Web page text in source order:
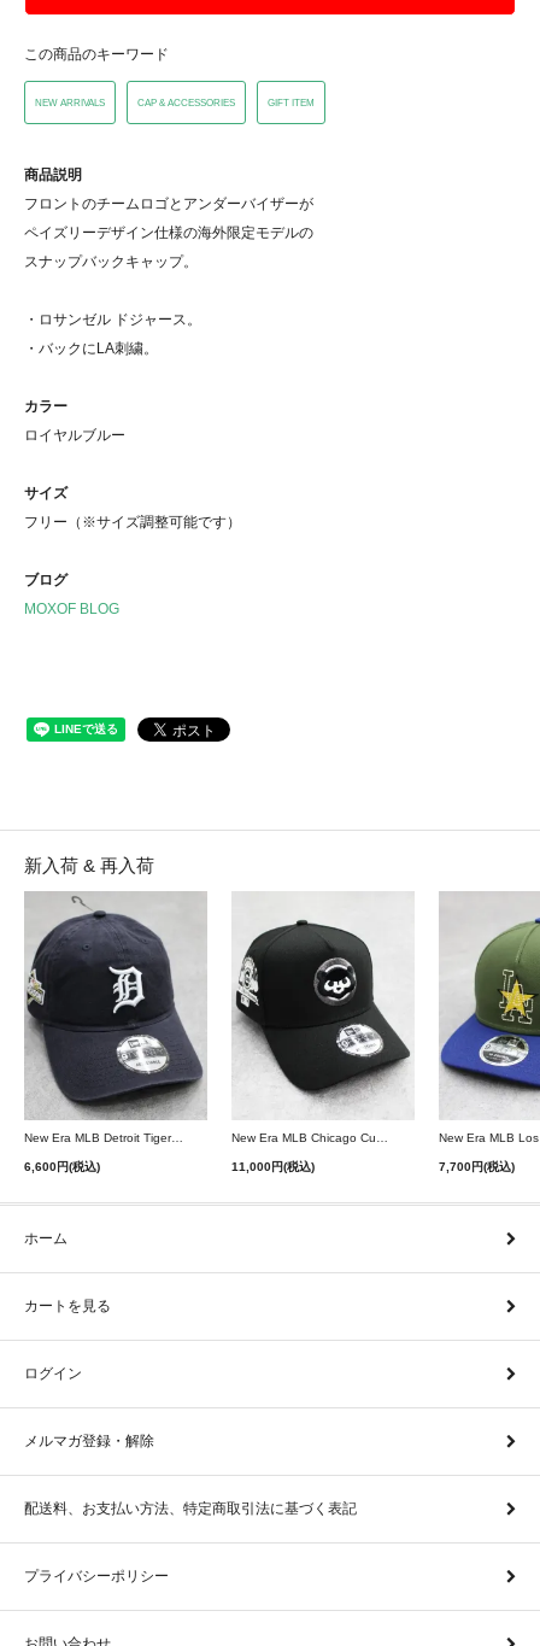
この商品のキーワード
NEW ARRIVALS CAP & ACCESSORIES GIFT ITEM
商品説明
フロントのチームロゴとアンダーバイザーが
ペイズリーデザイン仕様の海外限定モデルの
スナップバックキャップ。
・ロサンゼル ドジャース。
・バックにLA刺繍。
カラー
ロイヤルブルー
サイズ
フリー（※サイズ調整可能です）
ブログ
MOXOF BLOG
新入荷 & 再入荷
New Era MLB Detroit Tigers Postseason 9Twenty Strapback Cap - Navy
6,600円(税込) 11,000円(税込) 7,700円(税込)
ホーム
カートを見る
ログイン
メルマガ登録・解除
配送料、お支払い方法、特定商取引法に基づく表記
プライバシーポリシー
お問い合わせ